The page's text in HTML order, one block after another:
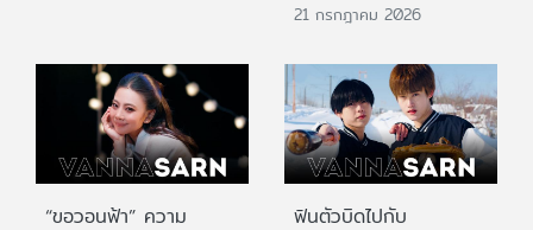
21 กรกฎาคม 2026
“ขอวอนฟ้า” ความ ฟินตัวบิดไปกับ